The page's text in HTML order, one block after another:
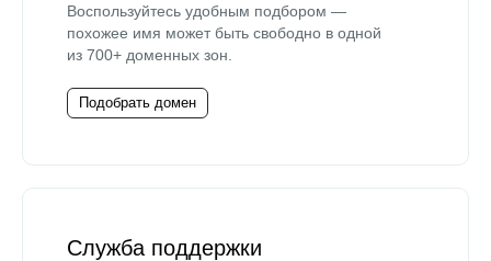
Воспользуйтесь удобным подбором —
похожее имя может быть свободно в одной
из 700+ доменных зон.
Подобрать домен
Служба поддержки